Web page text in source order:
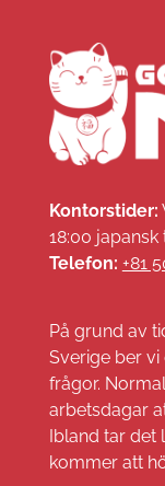
Kontorstider:
18:00 japansk
Telefon: +81
På grund av
Sverige ber vi
frågor.
arbetsdagar
Ibland tar
kommer att